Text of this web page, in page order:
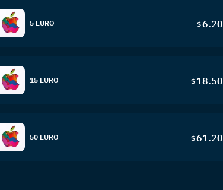
5 EURO $6.20
15 EURO $ 18.50
50 EURO $61.20